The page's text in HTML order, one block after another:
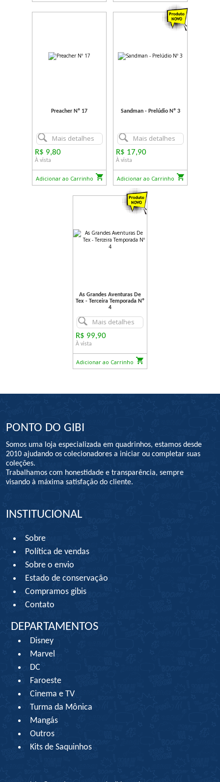
Preacher Nº 17
Mais detalhes
R$ 9,80
À vista
Adicionar ao Carrinho
Sandman - Prelúdio Nº 3
Mais detalhes
R$ 17,90
À vista
Adicionar ao Carrinho
As Grandes Aventuras De
Tex - Terceira Temporada Nº
4
Mais detalhes
R$ 99,90
À vista
Adicionar ao Carrinho
PONTO DO GIBI
Somos uma loja especializada em quadrinhos, estamos desde
2010 ajudando os colecionadores a iniciar ou completar suas
coleções.
Trabalhamos com honestidade e transparência, sempre
visando à máxima satisfação do cliente.
INSTITUCIONAL
Sobre
Política de vendas
Sobre o envio
Estado de conservação
Compramos gibis
Contato
DEPARTAMENTOS
Disney
Marvel
DC
Faroeste
Cinema e TV
Turma da Mônica
Mangás
Outros
Kits de Saquinhos